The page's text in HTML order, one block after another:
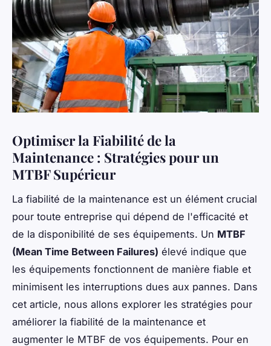
Optimiser la Fiabilité de la
Maintenance : Stratégies pour un
MTBF Supérieur
La fiabilité de la maintenance est un élément crucial
pour toute entreprise qui dépend de l'efficacité et
de la disponibilité de ses équipements. Un MTBF
(Mean Time Between Failures) élevé indique que
les équipements fonctionnent de manière fiable et
minimisent les interruptions dues aux pannes. Dans
cet article, nous allons explorer les stratégies pour
améliorer la fiabilité de la maintenance et
augmenter le MTBF de vos équipements. Pour en